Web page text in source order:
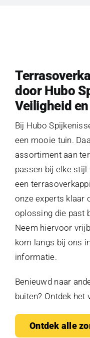
Afspraak
Contact
door Hubo
Veiligheid en
Bij Hubo
een mooie tuin.
assortiment aan
passen bij elke
een
onze experts klaar
oplossing die past
Neem hiervoor
kom langs bij ons
informatie.
Benieuwd naar
buiten? Ontdek het
Ontdek alle